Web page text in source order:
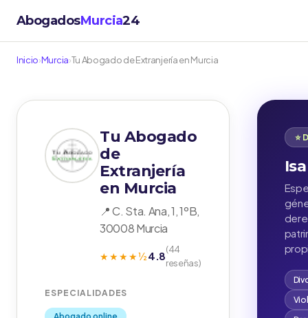
AbogadosMurcia24
Inicio›Murcia›Tu Abogado de Extranjería en Murcia
Tu Abogado
de
Extranjería
en Murcia
📍 C. Sta. Ana, 1, 1ºB,
30008 Murcia
★★★★½4.8(44
reseñas)
ESPECIALIDADES
⭐